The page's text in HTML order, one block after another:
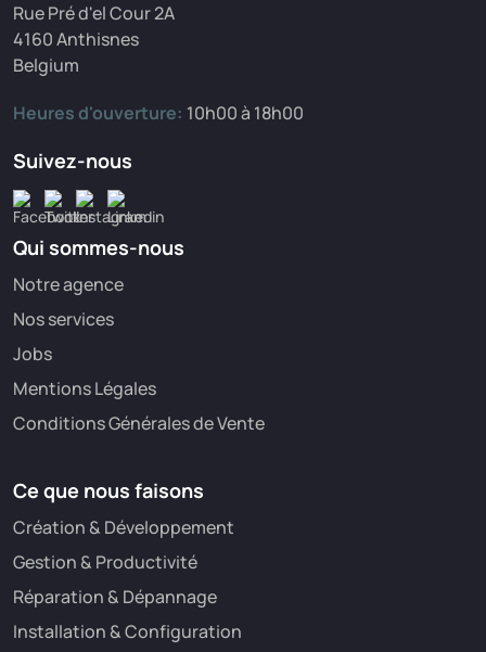
Rue Pré d'el Cour 2A
4160 Anthisnes
Belgium
Heures d'ouverture: 10h00 à 18h00
Suivez-nous
Qui sommes-nous
Notre agence
Nos services
Jobs
Mentions Légales
Conditions Générales de Vente
Ce que nous faisons
Création & Développement
Gestion & Productivité
Réparation & Dépannage
Installation & Configuration